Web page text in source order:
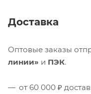
Доставка
Оптовые заказы
линии» и ПЭК.
от 60 000 ₽